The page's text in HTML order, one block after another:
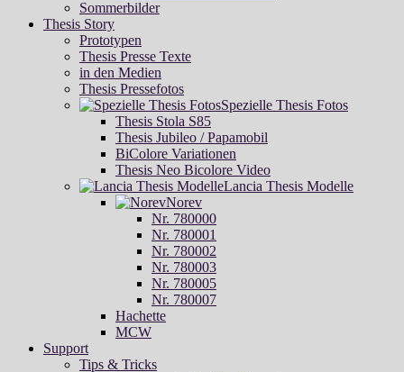
Sommerbilder
Thesis Story
Prototypen
Thesis Presse Texte
in den Medien
Thesis Pressefotos
Spezielle Thesis Fotos
Thesis Stola S85
Thesis Jubileo / Papamobil
BiColore Variationen
Thesis Neo Bicolore Video
Lancia Thesis Modelle
Norev
Nr. 780000
Nr. 780001
Nr. 780002
Nr. 780003
Nr. 780005
Nr. 780007
Hachette
MCW
Support
Tips & Tricks